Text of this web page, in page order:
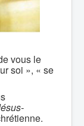
vous le
soi », « se